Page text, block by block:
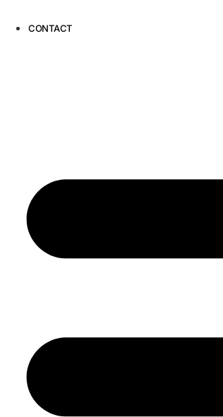
CONTACT